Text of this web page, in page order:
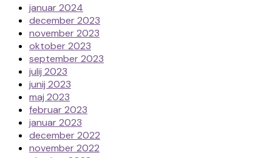
januar 2024
december 2023
november 2023
oktober 2023
september 2023
julij 2023
junij 2023
maj 2023
februar 2023
januar 2023
december 2022
november 2022